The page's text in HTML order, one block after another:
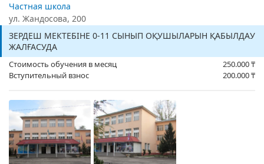
Частная школа
ул. Жандосова, 200
ЗЕРДЕШ МЕКТЕБІНЕ 0-11 СЫНЫП ОҚУШЫЛАРЫН ҚАБЫЛДАУ
ЖАЛҒАСУДА
Стоимость обучения в месяц 250.000₸
Вступительный взнос
200.000₸